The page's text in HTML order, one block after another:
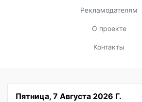
Рекламодателям
О проекте
Контакты
Пятница, 7 Августа 2026 Г.